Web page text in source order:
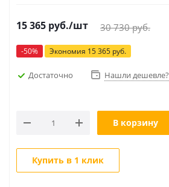
15 365 руб./шт 30 730руб.
-50% Экономия 15 365 руб.
Достаточно Нашли дешевле?
В корзину
Купить в 1 клик